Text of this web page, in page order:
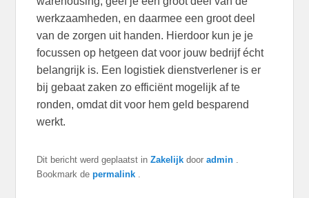
werkzaamheden, en daarmee een groot deel
van de zorgen uit handen. Hierdoor kun je je
focussen op hetgeen dat voor jouw bedrijf écht
belangrijk is. Een logistiek dienstverlener is er
bij gebaat zaken zo efficiënt mogelijk af te
ronden, omdat dit voor hem geld besparend
werkt.
Dit bericht werd geplaatst inZakelijk dooradmin
Bookmark depermalink